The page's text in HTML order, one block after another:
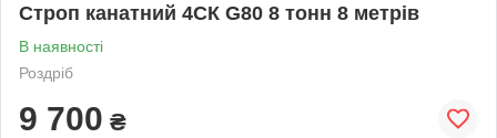
Строп канатний 4СК G80 8 тонн 8 метрів
В наявності
Роздріб
9 700 ₴